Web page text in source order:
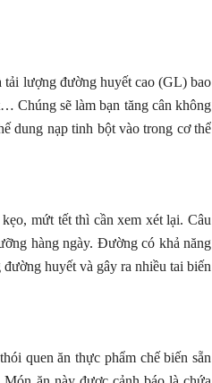
tải lượng đường huyết cao (GL) bao
Chúng sẽ làm bạn tăng cân không
dung nạp tinh bột vào trong cơ thể
mứt tết thì cần xem xét lại. Câu
hàng ngày. Đường có khả năng
huyết và gây ra nhiều tai biến
quen ăn thực phẩm chế biến sẵn